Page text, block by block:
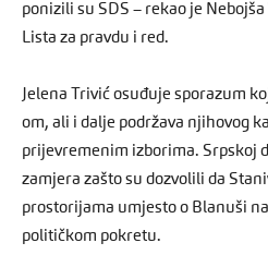
ponizili su SDS – rekao je
Lista za pravdu i red.
Jelena Trivić osuđuje sporazum
om, ali i dalje podržava njihovog
prijevremenim izborima. Srpskoj
zamjera zašto su dozvolili da
prostorijama umjesto o Blanuši
političkom pokretu.